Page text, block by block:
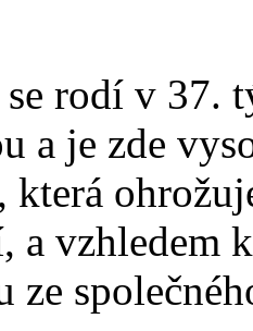
rodí v 37.
a je zde
která
a vzhledem
ze